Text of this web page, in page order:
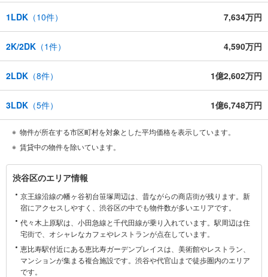
1LDK （10件） 7,634万円
2K/2DK （1件） 4,590万円
2LDK （8件） 1億2,602万円
3LDK （5件） 1億6,748万円
物件が所在する市区町村を対象とした平均価格を表示しています。
賃貸中の物件を除いています。
渋
谷
区
に
関
す
る
渋谷区のエリア情報
京王線沿線の幡ヶ谷初台笹塚周辺は、昔ながらの商店街が残ります。新
宿にアクセスしやすく、渋谷区の中でも物件数が多いエリアです。
代々木上原駅は、小田急線と千代田線が乗り入れています。駅周辺は住
宅街で、オシャレなカフェやレストランが点在しています。
恵比寿駅付近にある恵比寿ガーデンプレイスは、美術館やレストラン、
マンションが集まる複合施設です。渋谷や代官山まで徒歩圏内のエリア
です。